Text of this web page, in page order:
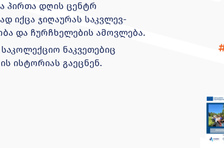
პირთა დღის ცენტრ
იქცა ჯიღაურას საკვლევ-
და ჩურჩხელების ამოვლება.
ნაკვეთებიც
ისტორიას გაეცნენ.